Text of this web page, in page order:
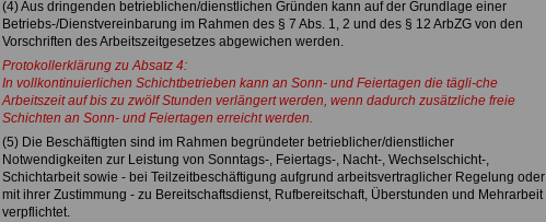
(4) Aus dringenden betrieblichen/dienstlichen Gründen kann auf der Grundlage einer
Betriebs-/Dienstvereinbarung im Rahmen des § 7 Abs. 1, 2 und des § 12 ArbZG von den
Vorschriften des Arbeitszeitgesetzes abgewichen werden.
Protokollerklärung zu Absatz 4:
In vollkontinuierlichen Schichtbetrieben kann an Sonn- und Feiertagen die tägli-che
Arbeitszeit auf bis zu zwölf Stunden verlängert werden, wenn dadurch zusätzliche freie
Schichten an Sonn- und Feiertagen erreicht werden.
(5) Die Beschäftigten sind im Rahmen begründeter betrieblicher/dienstlicher
Notwendigkeiten zur Leistung von Sonntags-, Feiertags-, Nacht-, Wechselschicht-,
Schichtarbeit sowie - bei Teilzeitbeschäftigung aufgrund arbeitsvertraglicher Regelung oder
mit ihrer Zustimmung - zu Bereitschaftsdienst, Rufbereitschaft, Überstunden und Mehrarbeit
verpflichtet.